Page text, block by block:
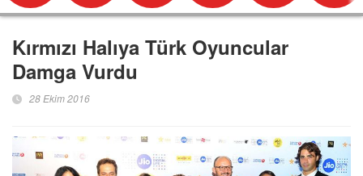
Kırmızı Halıya Türk Oyuncular
Damga Vurdu
28 Ekim 2016